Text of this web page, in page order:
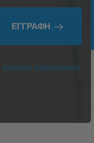
ΕΓΓΡΑΦΉ
πολιτική προσωπικών